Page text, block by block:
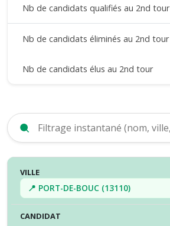
Nb de candidats qualifiés au 2nd tour
Nb de candidats éliminés au 2nd tour
Nb de candidats élus au 2nd tour
VILLE
📍 PORT-DE-BOUC (13110)